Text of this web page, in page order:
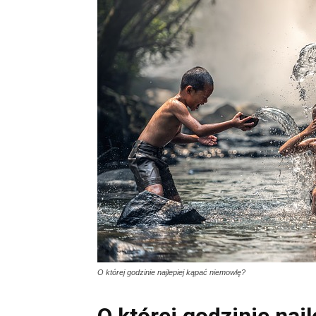
O której godzinie najlepiej kąpać niemowlę?